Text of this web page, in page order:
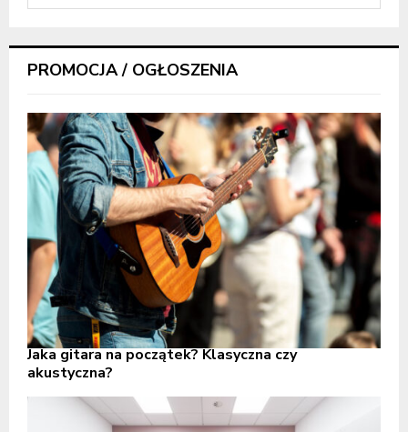
PROMOCJA / OGŁOSZENIA
Jaka gitara na początek? Klasyczna czy
akustyczna?